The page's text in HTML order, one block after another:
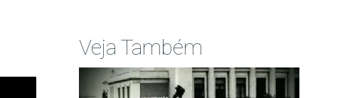
Veja Também